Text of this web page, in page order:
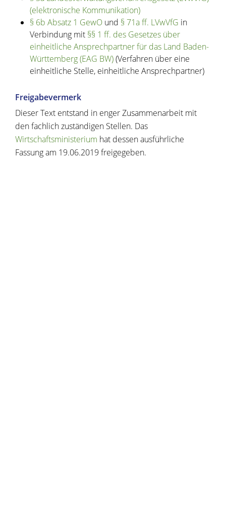
(elektronische Kommunikation)
§ 6b Absatz 1 GewOund § 71a ff. LVwVfG in
Verbindung mit §§ 1 ff. des Gesetzes über
einheitliche Ansprechpartner für das Land Baden-
Württemberg (EAG BW)(Verfahren über eine
einheitliche Stelle, einheitliche Ansprechpartner)
Freigabevermerk
Dieser Text entstand in enger Zusammenarbeit mit
den fachlich zuständigen Stellen. Das
Wirtschaftsministerium hat dessen ausführliche
Fassung am 19.06.2019 freigegeben.